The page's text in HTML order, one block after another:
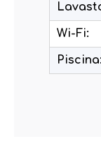
Wi-Fi:
Piscina: